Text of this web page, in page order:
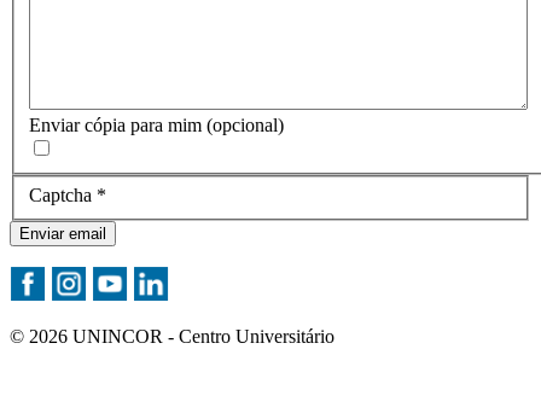
Enviar cópia para mim (opcional)
Captcha *
Enviar email
© 2026 UNINCOR - Centro Universitário